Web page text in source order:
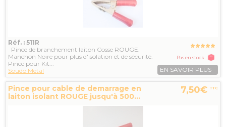
Réf. : 511R
Pince de branchement laiton Cosse ROUGE.
Manchon Noire pour plus d'isolation et de sécurité.
Pince pour Kit...
Soudo Metal
Pas en stock
EN SAVOIR PLUS
Pince pour cable de demarrage en
laiton isolant ROUGE jusqu'à 500...
7,50€ TTC